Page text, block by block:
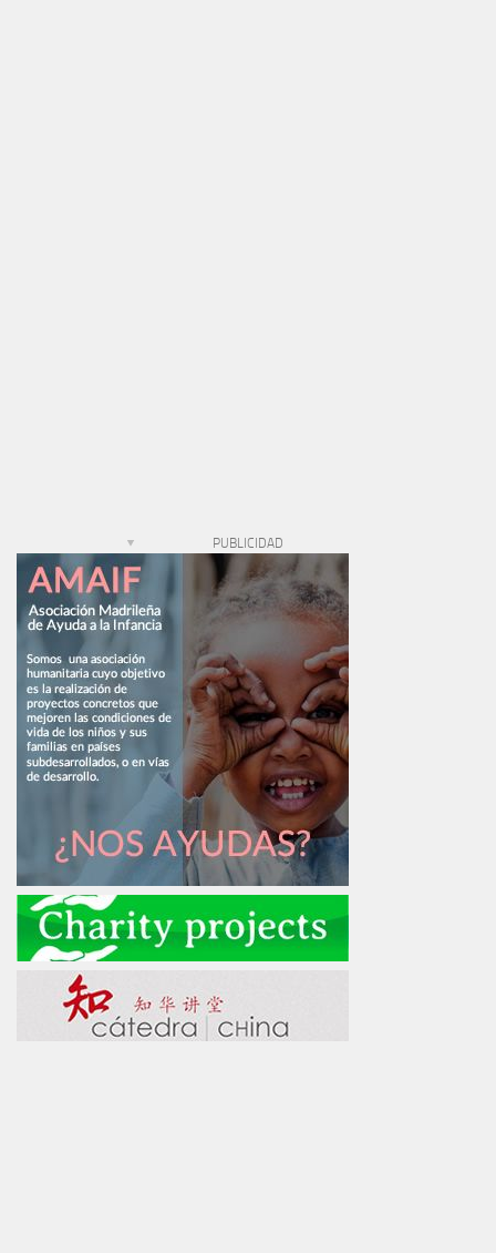
PUBLICIDAD